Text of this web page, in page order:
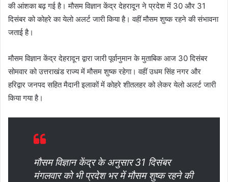
की आंशका बढ़ गई है। मौसम विज्ञान केंद्र देहरादून ने प्रदेश में 30 और 31
दिसंबर को कोहरे का येलो अलर्ट जारी किया है। वहीं मौसम शुष्क रहने की संभावना
जताई है।
मौसम विज्ञान केंद्र देहरादून द्वारा जारी पूर्वानुमान के मुताबिक आज 30 दिसंबर
सोमवार को उत्तराखंड राज्य में मौसम शुष्क रहेगा। वहीं उधम सिंह नगर और
हरिद्वार जनपद सहित मैदानी इलाकों में कोहरे शीतलहर को लेकर येलो अलर्ट जारी
किया गया है।
मौसम विज्ञान केंद्र के अनुसार 31 दिसंबर
मंगलवार को भी प्रदेश भर में मौसम शुष्क रहने की